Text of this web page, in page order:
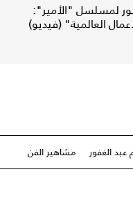
لمسلسل "الأمير":
العالمية" (فيديو)
عبد الغفور مشاهير الفن